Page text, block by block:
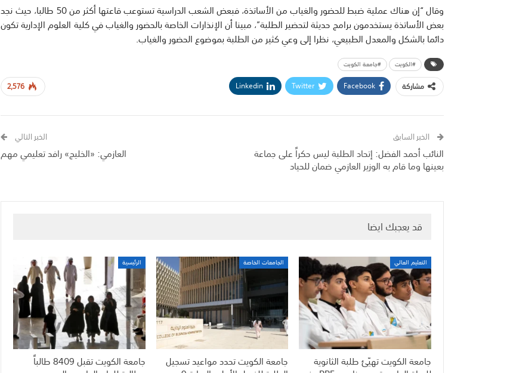
وقال “إن هناك عملية ضبط للحضور والغياب من الأساتذة، فبعض الشعب الدراسية تستوعب قاعتها أكثر من 50 طالبا، حيث نجد
بعض الأساتذة يستخدمون برامج حديثة لتحضير الطلبة”، مبينا أن الإنذارات الخاصة بالحضور والغياب في كلية العلوم الإدارية تكون
دائما بالشكل والمعدل الطبيعي، نظرا إلى وعي كثير من الطلبة بموضوع الحضور والغياب.
#الكويت #جامعة الكويت
2,576 مشاركة Facebook
Twitter
Linkedin
الخبر السابق
النائب أحمد الفضل: إتحاد الطلبة ليس حكراً على جماعة
بعينها وما قام به الوزير العازمي ضمان للحياد
الخبر التالي
العازمي: «الخليج» رافد تعليمي مهم
قد يعجبك ايضا
التعليم العالي
جامعة الكويت تهيّئ طلبة الثانوية
الجامعات الخاصة
جامعة الكويت تحدد مواعيد تسجيل
الرئيسية
جامعة الكويت تقبل 8409 طالباً